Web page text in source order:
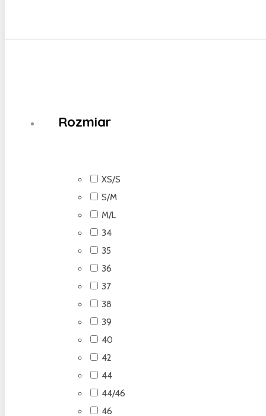
Rozmiar
XS/S
S/M
M/L
34
35
36
37
38
39
40
42
44
44/46
46